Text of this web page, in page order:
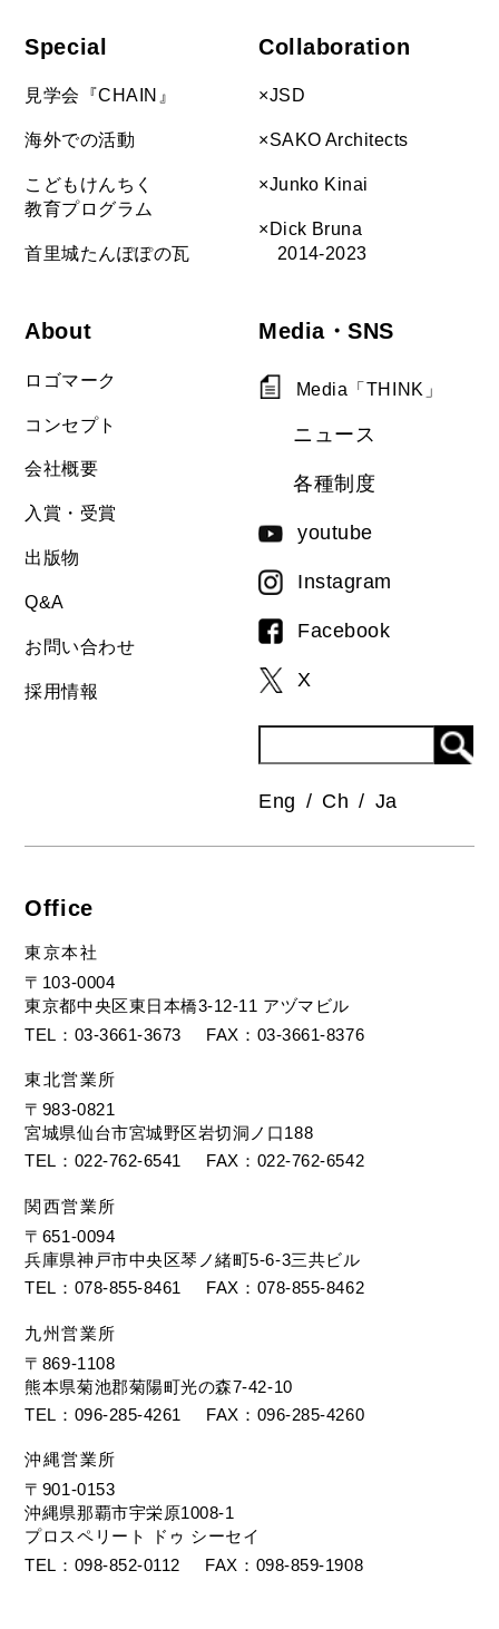
Special
見学会『CHAIN』
海外での活動
こどもけんちく
教育プログラム
首里城たんぽぽの瓦
Collaboration
×JSD
×SAKO Architects
×Junko Kinai
×Dick Bruna
2014-2023
About
ロゴマーク
コンセプト
会社概要
入賞・受賞
出版物
Q&A
お問い合わせ
採用情報
Media・SNS
Media「THINK」
ニュース
各種制度
youtube
Instagram
Facebook
X
Eng Ch Ja
Office
東京本社
〒103-0004
東京都中央区東日本橋3-12-11 アヅマビル
TEL
03-3661-3673 FAX 03-3661-8376
東北営業所
〒983-0821
宮城県仙台市宮城野区岩切洞ノ口188
TEL
022-762-6541 FAX 022-762-6542
関西営業所
〒651-0094
兵庫県神戸市中央区琴ノ緒町5-6-3三共ビル
TEL
078-855-8461 FAX 078-855-8462
九州営業所
〒869-1108
熊本県菊池郡菊陽町光の森7-42-10
TEL
096-285-4261 FAX 096-285-4260
沖縄営業所
〒901-0153
沖縄県那覇市宇栄原1008-1
プロスペリート ドゥ シーセイ
TEL
098-852-0112 FAX 098-859-1908